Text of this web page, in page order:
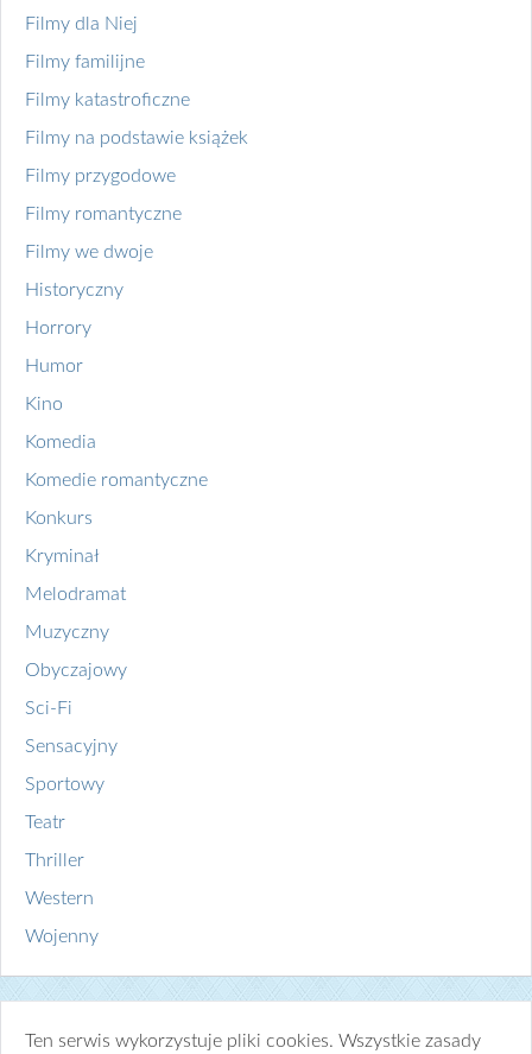
Filmy dla Niej
Filmy familijne
Filmy katastroficzne
Filmy na podstawie książek
Filmy przygodowe
Filmy romantyczne
Filmy we dwoje
Historyczny
Horrory
Humor
Kino
Komedia
Komedie romantyczne
Konkurs
Kryminał
Melodramat
Muzyczny
Obyczajowy
Sci-Fi
Sensacyjny
Sportowy
Teatr
Thriller
Western
Wojenny
Ten serwis wykorzystuje pliki cookies. Wszystkie zasady